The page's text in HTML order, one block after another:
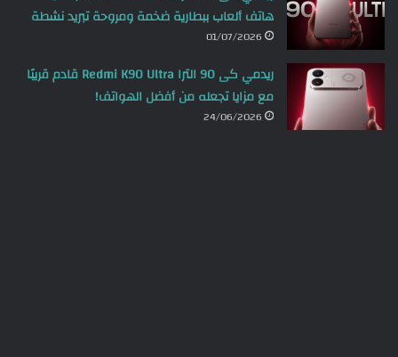
هاتف ألعاب ببطارية ضخمة ومروحة تبريد نشطة
01/07/2026
ريدمي كى 90 الترا Redmi K90 Ultra قادم قريبًا
مع مزايا تجعله من أفضل الهواتف!
24/06/2026